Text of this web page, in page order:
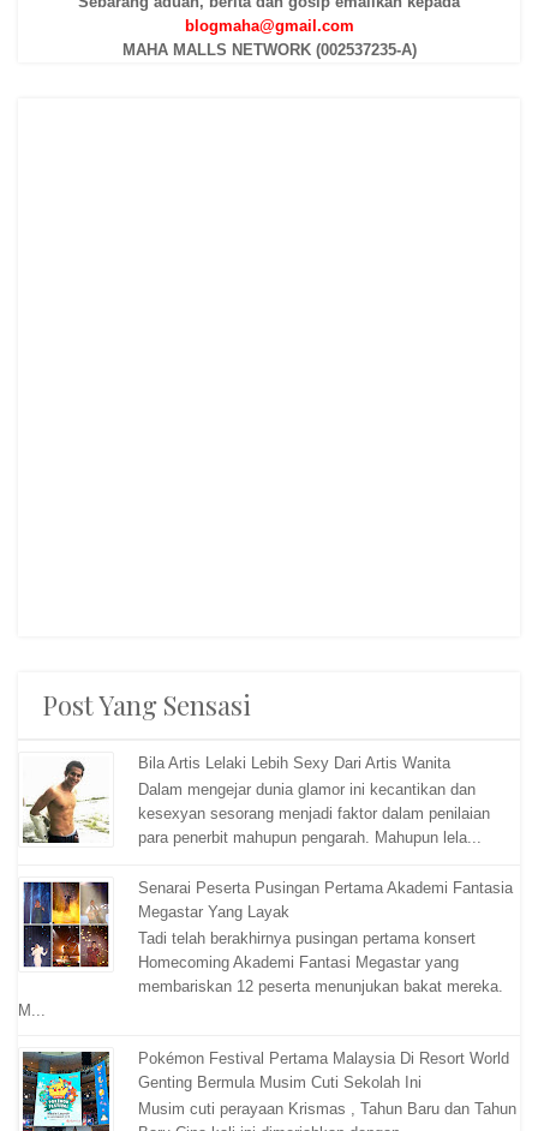
blogmaha@gmail.com
MAHA MALLS NETWORK (002537235-A)
Post Yang Sensasi
Bila Artis Lelaki Lebih Sexy Dari Artis Wanita
Dalam mengejar dunia glamor ini kecantikan dan
kesexyan sesorang menjadi faktor dalam penilaian
para penerbit mahupun pengarah. Mahupun lela...
Senarai Peserta Pusingan Pertama Akademi Fantasia
Megastar Yang Layak
Tadi telah berakhirnya pusingan pertama konsert
Homecoming Akademi Fantasi Megastar yang
membariskan 12 peserta menunjukan bakat mereka.
M...
Pokémon Festival Pertama Malaysia Di Resort World
Genting Bermula Musim Cuti Sekolah Ini
Musim cuti perayaan Krismas , Tahun Baru dan Tahun